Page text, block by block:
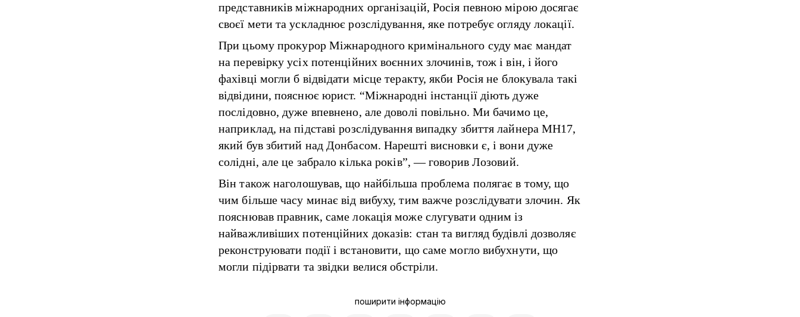
представників міжнародних організацій, Росія певною мірою досягає
своєї мети та ускладнює розслідування, яке потребує огляду локації.
При цьому прокурор Міжнародного кримінального суду має мандат
на перевірку усіх потенційних воєнних злочинів, тож і він, і його
фахівці могли б відвідати місце теракту, якби Росія не блокувала такі
відвідини, пояснює юрист. “Міжнародні інстанції діють дуже
послідовно, дуже впевнено, але доволі повільно. Ми бачимо це,
наприклад, на підставі розслідування випадку збиття лайнера MH17,
який був збитий над Донбасом. Нарешті висновки є, і вони дуже
солідні, але це забрало кілька років”, — говорив Лозовий.
Він також наголошував, що найбільша проблема полягає в тому, що
чим більше часу минає від вибуху, тим важче розслідувати злочин. Як
пояснював правник, саме локація може слугувати одним із
найважливіших потенційних доказів: стан та вигляд будівлі дозволяє
реконструювати події і встановити, що саме могло вибухнути, що
могли підірвати та звідки велися обстріли.
поширити інформацію